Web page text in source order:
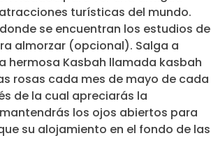
turísticas del mundo.
se encuentran los estudios de
almorzar (opcional). Salga a
hermosa Kasbah llamada kasbah
rosas cada mes de mayo de cada
de la cual apreciarás la
los ojos abiertos para
su alojamiento en el fondo de las